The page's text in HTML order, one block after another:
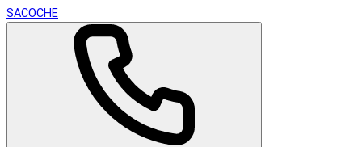
SACOCHE